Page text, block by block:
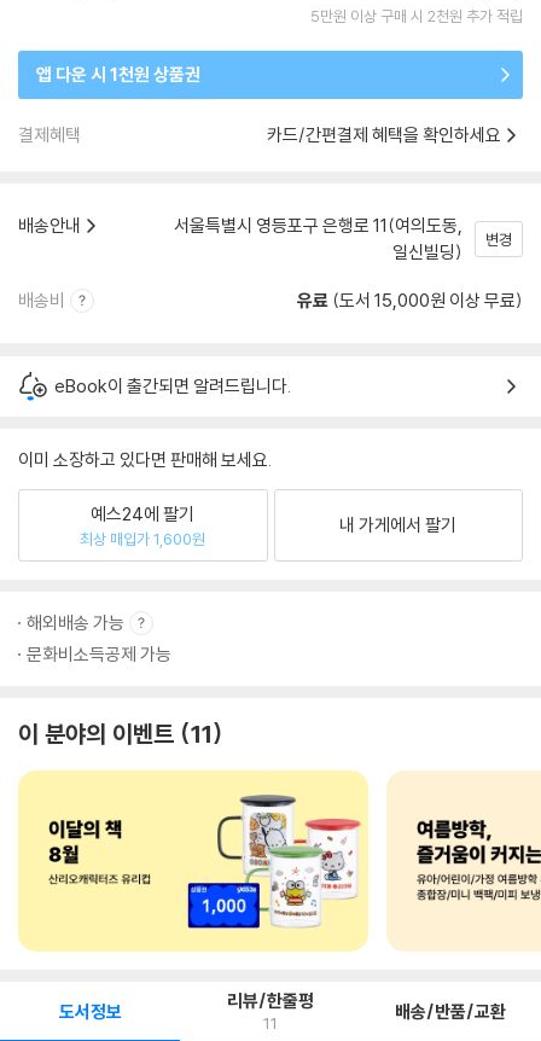
5만원 이상 구매 시 2천원 추가 적립
앱 다운 시 1천원 상품권
결제혜택 카드/간편결제 혜택을 확인하세요
배송안내
서울특별시 영등포구 은행로 11(여의도동,
일신빌딩)
변경
배송비 유료 (도서 15,000원 이상 무료)
eBook이 출간되면 알려드립니다.
이미 소장하고 있다면 판매해 보세요.
예스24에 팔기
최상 매입가 1,600원
내 가게에서 팔기
해외배송 가능
문화비소득공제 가능
이 분야의 이벤트 11
도서정보 리뷰/한줄평
11 배송/반품/교환